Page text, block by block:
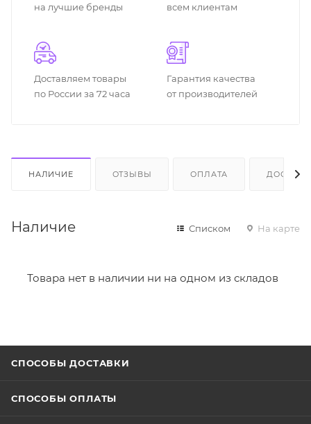
на лучшие бренды
всем клиентам
Доставляем товары
по России за 72 часа
Гарантия качества
от производителей
НАЛИЧИЕ ОТЗЫВЫ ОПЛАТА
Наличие Списком На карте
Товара нет в наличии ни на одном из складов
СПОСОБЫ ДОСТАВКИ
СПОСОБЫ ОПЛАТЫ